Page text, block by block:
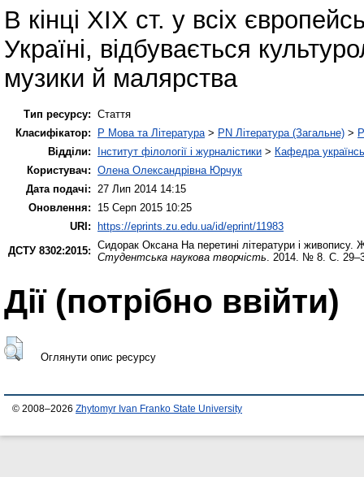
В кінці ХІХ ст. у всіх
Україні, відбувається
музики й малярства
Тип ресурсу: Стаття
Класифікатор:
P Мова та Література > PN Література (Загальне) >
Відділи:
Інститут філології і журналістики > Кафедра
Користувач: Олена Олександрівна Юрчук
Дата подачі:
27 Лип 2014 14:15
Оновлення:
15 Серп 2015 10:25
URI: https://eprints.zu.edu.ua/id/eprint/11983
ДСТУ 8302:2015: Сидорак Оксана На перетині літератури і
Студентська наукова творчість . 2014. № 8. С.
Дії ​​(потрібно ввійти)
Оглянути опис ресурсу
© 2008–2026 Zhytomyr Ivan Franko State University